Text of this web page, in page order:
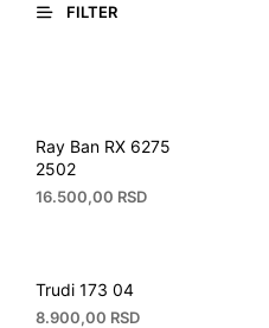
FILTER
Ray Ban RX 6275
2502
16.500,00 RSD
Trudi 173 04
8.900,00 RSD